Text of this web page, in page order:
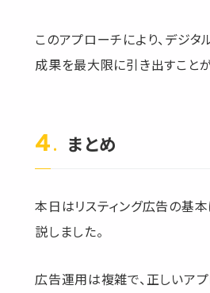
このアプローチにより、デジタ
成果を最大限に引き出すこと
まとめ
本日はリスティング広告の基
説しました。
広告運用は複雑で、正しいア